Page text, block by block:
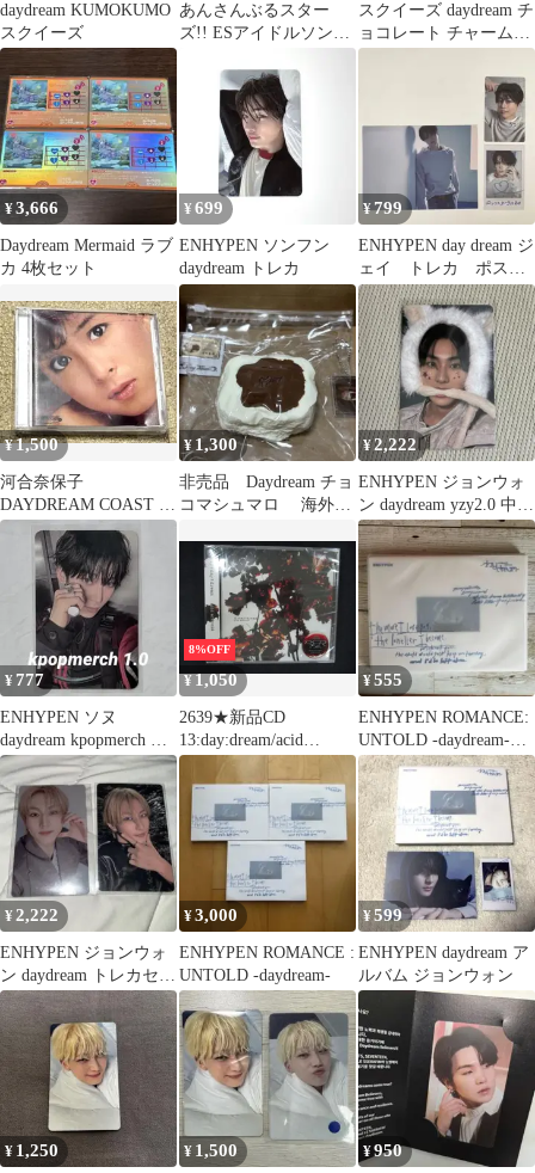
daydream KUMOKUMO
スクイーズ
あんさんぶるスター
ズ!! ESアイドルソング
スクイーズ daydream チ
ョコレート チャーム付
き
¥3,666
Daydream Mermaid ラブ
カ 4枚セット
¥ 699
ENHYPEN ソンフン
daydream トレカ
¥799
ENHYPEN day dream ジ
ェイ トレカ ポスト
カード
¥1,500
河合奈保子
DAYDREAM COAST オ
ンデマンドCD
¥ 1,300
非売品 Daydream チョ
コマシュマロ 海外ス
¥2,222
ENHYPEN ジョンウォ
ン daydream yzy2.0 中華
トレカ
¥ 777
ENHYPEN ソヌ
daydream kpopmerch ト
レカ
8%OFF
¥1,050
2639★新品CD
13:day:dream/acid
android
¥555
ENHYPEN ROMANCE:
UNTOLD -daydream-
CD
¥2,222
ENHYPEN ジョンウォ
ン daydream トレカセッ
ト
¥3,000
ENHYPEN ROMANCE :
UNTOLD -daydream-
¥599
ENHYPEN daydream ア
ルバム ジョンウォン
¥ 1,250 ¥ 1,500 ¥950